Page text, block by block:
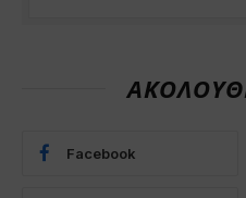
Facebook